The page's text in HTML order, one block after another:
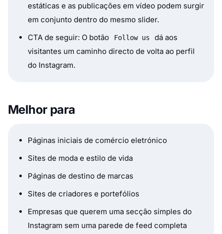
estáticas e as publicações em vídeo podem surgir
em conjunto dentro do mesmo slider.
CTA de seguir: O botão
Follow us
dá aos
visitantes um caminho directo de volta ao perfil
do Instagram.
Melhor para
Páginas iniciais de comércio eletrónico
Sites de moda e estilo de vida
Páginas de destino de marcas
Sites de criadores e portefólios
Empresas que querem uma secção simples do
Instagram sem uma parede de feed completa